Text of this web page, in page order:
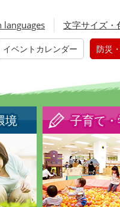
languages 文字サイズ・
イベントカレンダー 防災
境 子育て